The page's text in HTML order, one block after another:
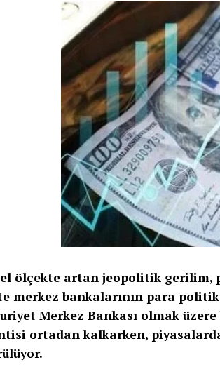
ölçekte artan jeopolitik gerilim,
merkez bankalarının para
Merkez Bankası olmak
ortadan kalkarken,